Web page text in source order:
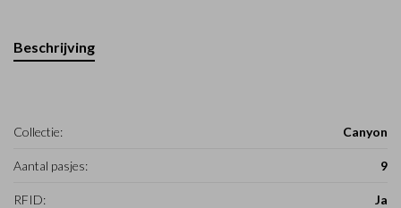
Beschrijving
Collectie: Canyon
Aantal pasjes: 9
RFID: Ja